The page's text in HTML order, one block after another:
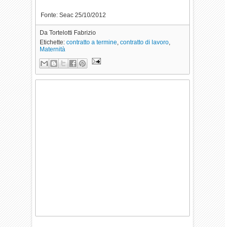
Fonte: Seac 25/10/2012
DaTortelotti Fabrizio
Etichette:contratto a termine,contratto di lavoro,
Maternità